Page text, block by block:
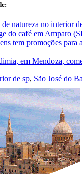
natureza no interior
do café em Amparo
tem promoções para
em Mendoza,
de sp, São José do